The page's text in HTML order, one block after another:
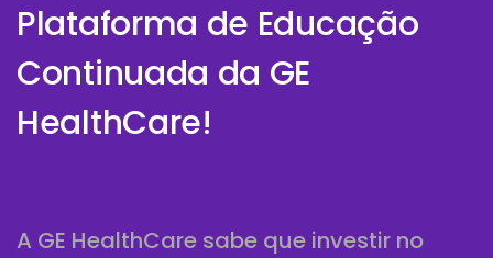
Plataforma de Educação
Continuada da GE
HealthCare!
A GE HealthCare sabe que investir no